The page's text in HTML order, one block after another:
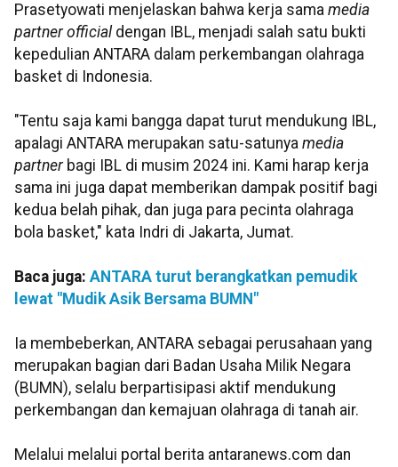
Prasetyowati menjelaskan bahwa kerja sama media
partner official dengan IBL, menjadi salah satu bukti
kepedulian ANTARA dalam perkembangan olahraga
basket di Indonesia.
"Tentu saja kami bangga dapat turut mendukung IBL,
apalagi ANTARA merupakan satu-satunya media
partnerbagi IBL di musim 2024 ini. Kami harap kerja
sama ini juga dapat memberikan dampak positif bagi
kedua belah pihak, dan juga para pecinta olahraga
bola basket," kata Indri di Jakarta, Jumat.
Baca juga: ANTARA turut berangkatkan pemudik
lewat "Mudik Asik Bersama BUMN"
Ia membeberkan, ANTARA sebagai perusahaan yang
merupakan bagian dari Badan Usaha Milik Negara
(BUMN), selalu berpartisipasi aktif mendukung
perkembangan dan kemajuan olahraga di tanah air.
Melalui melalui portal berita antaranews.com dan